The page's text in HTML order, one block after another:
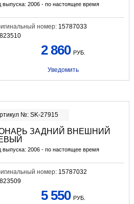
выпуска: 2006 - по настоящее время
номер: 15787033
2 860 РУБ.
Уведомить
№: SK-27915
ЗАДНИЙ ВНЕШНИЙ
выпуска: 2006 - по настоящее время
номер: 15787032
5 550 РУБ.